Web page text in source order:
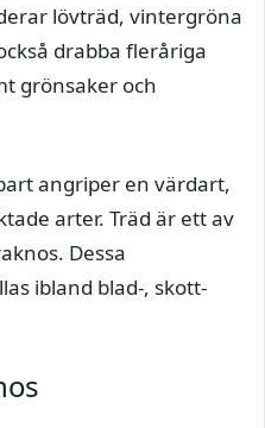
lövträd, vintergröna
drabba fleråriga
grönsaker och
angriper en värdart,
arter. Träd är ett av
Dessa
ibland blad-, skott-